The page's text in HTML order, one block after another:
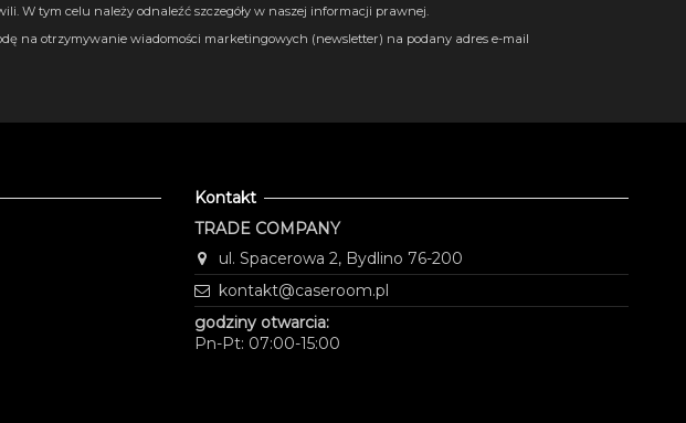
W tym celu należy odnaleźć szczegóły w naszej informacji prawnej.
na otrzymywanie wiadomości marketingowych (newsletter) na podany adres e-mail
Kontakt
TRADE COMPANY
ul. Spacerowa 2, Bydlino 76-200
kontakt@caseroom.pl
godziny otwarcia:
Pn-Pt: 07:00-15:00